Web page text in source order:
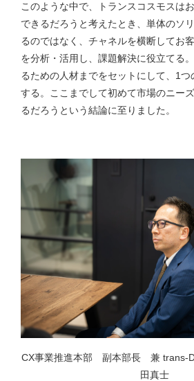
このような中で、トランスコスモスは
できるだろうと考えたとき、単体のソ
るのではなく、チャネルを横断してお
を分析・活用し、課題解決に役立てる
るための人材までをセットにして、1
する。ここまでして初めて市場のニー
るだろうという結論に至りました。
CX事業推進本部 副本部長 兼 trans-
田真士